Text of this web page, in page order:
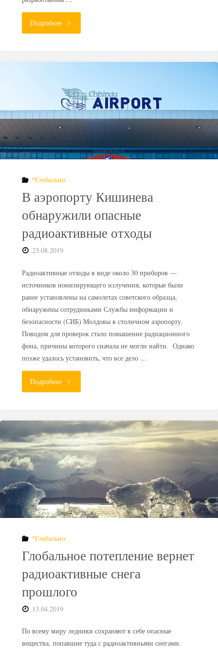
Подробнее"Знаки
как
потомков
о
радиоактивной
*Глобально
В аэропорту Кишинева
обнаружили опасные
радиоактивные отходы
23.08.2019
Радиоактивные отходы в виде около 30 приборов —
источников ионизирующего излучения, которые были
ранее установлены на самолетах советского образца,
обнаружены сотрудниками Службы информации и
безопасности (СИБ) Молдовы в столичном аэропорту.
Поводом для проверок стало повышение радиационного
фона, причины которого сначала не могли найти. Однако
позже удалось установить, что все дело …
Подробнее"В
Кишинева
обнаружили
опасные
радиоактивные
отходы"
*Глобально
Глобальное потепление вернет
радиоактивные снега
прошлого
13.04.2019
По всему миру ледники сохраняют в себе опасные
вещества, попавшие туда с радиоактивными снегами.